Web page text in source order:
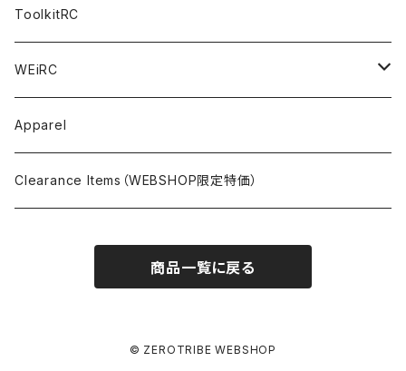
Option Parts For YOKOMO BD8
Accessories
Discontinued Products
Option Parts For A800R
M-Chassis（1/10 W/B210-225mm）
F1（1/10）
A800R
X4
X4F
Accessories
YOKOMO
BD12
BD11
MUGEN
MTC2
SANWA
Schumacher
Option Parts
Electronics
Tire Cleaner/Additive
Accessories
A12（KIT＆Spare & Optional）
Chemicals＜ケミカル＞
Shock Oil＜ショックオイル＞
Diff Oil＜デフオイル＞
Ball Bearing Oil＜ボールベアリングオイル＞
Tires＜タイヤ関連＞
Additive＜グリップ剤＞
Glue＜瞬間接着剤＞
1/12 Racing＜1/12レーシングタイヤ用＞
OptionParts＜オプションパーツ＞
AWESOMATIX A800R＜A800R用オプション＞
Accessories＜アクセサリー＞
Pinions/Spur Gears＜ピニオン/スパーギア＞
Tools＜ドライバー他＞
Batteries＜バッテリー（バッグ,コネクター類含）＞
Safety Bags＜セーフティバッグ＞
Electronics＜電子系部品＞
ToolkitRC
WEiRC
Spring Steel Chassis
DLC Black Spring Steel Chassis
Apparel
Clearance Items（WEBSHOP限定特価）
商品一覧に戻る
© ZEROTRIBE WEBSHOP